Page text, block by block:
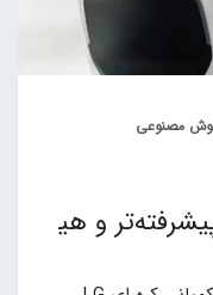
مصنوعی
و هی